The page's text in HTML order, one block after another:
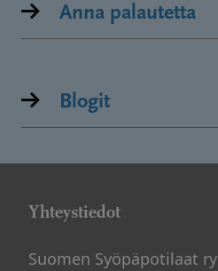
Anna palautetta
Blogit
Yhteystiedot
Suomen Syöpäpotilaat ry